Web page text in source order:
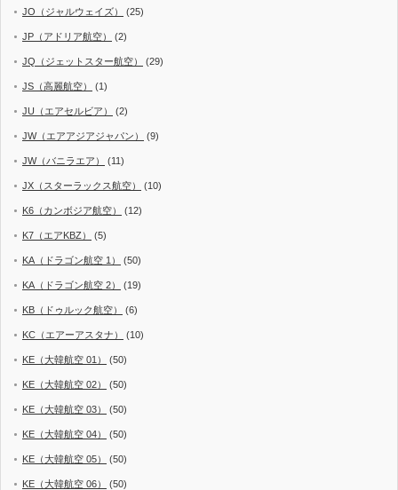
JO（ジャルウェイズ） (25)
JP（アドリア航空） (2)
JQ（ジェットスター航空） (29)
JS（高麗航空） (1)
JU（エアセルビア） (2)
JW（エアアジアジャパン） (9)
JW（バニラエア） (11)
JX（スターラックス航空） (10)
K6（カンボジア航空） (12)
K7（エアKBZ） (5)
KA（ドラゴン航空 1） (50)
KA（ドラゴン航空 2） (19)
KB（ドゥルック航空） (6)
KC（エアーアスタナ） (10)
KE（大韓航空 01） (50)
KE（大韓航空 02） (50)
KE（大韓航空 03） (50)
KE（大韓航空 04） (50)
KE（大韓航空 05） (50)
KE（大韓航空 06） (50)